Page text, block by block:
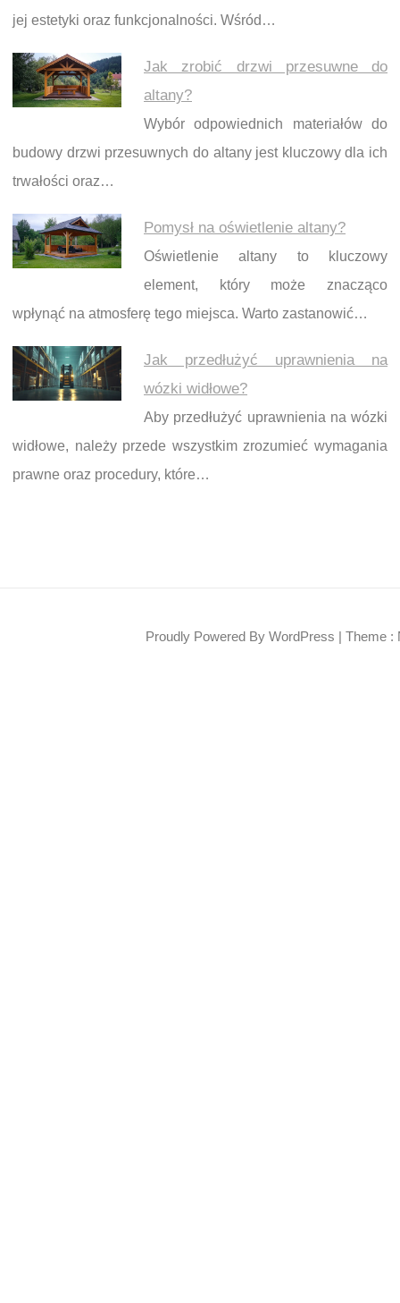
jej estetyki oraz funkcjonalności. Wśród…
Jak zrobić drzwi przesuwne do
altany?
Wybór odpowiednich materiałów do
budowy drzwi przesuwnych do altany jest kluczowy dla ich
trwałości oraz…
Pomysł na oświetlenie altany?
Oświetlenie altany to kluczowy
element, który może znacząco
wpłynąć na atmosferę tego miejsca. Warto zastanowić…
Jak przedłużyć uprawnienia na
wózki widłowe?
Aby przedłużyć uprawnienia na wózki
widłowe, należy przede wszystkim zrozumieć wymagania
prawne oraz procedury, które…
Proudly Powered By WordPress | Theme :